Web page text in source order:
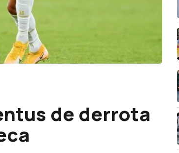
de derrota